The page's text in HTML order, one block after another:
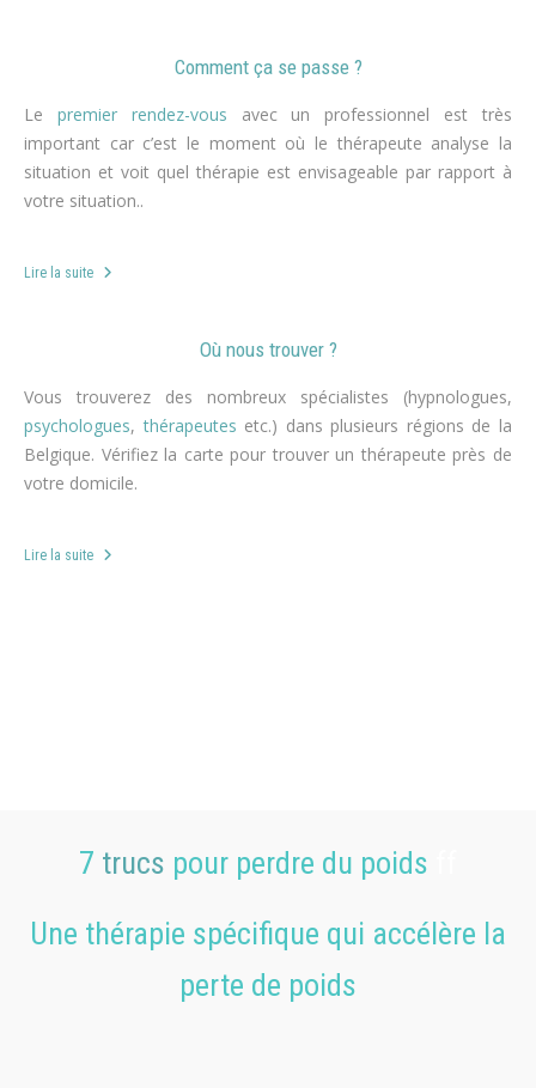
Comment ça se passe ?
Le premier rendez-vous avec un professionnel est très
important car c’est le moment où le thérapeute analyse la
situation et voit quel thérapie est envisageable par rapport à
votre situation..
Lire la suite
Où nous trouver ?
Vous trouverez des nombreux spécialistes (hypnologues,
psychologues,thérapeutes etc.) dans plusieurs régions de la
Belgique. Vérifiez la carte pour trouver un thérapeute près de
votre domicile.
Lire la suite
7 trucs pour perdre du poids
Une thérapie spécifique qui accélère la
perte de poids